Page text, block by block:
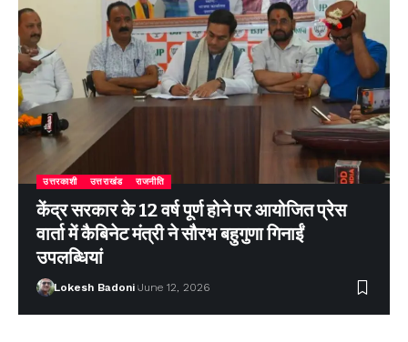
उत्तरकाशी उत्तराखंड राजनीति
केंद्र सरकार के 12 वर्ष पूर्ण होने पर आयोजित प्रेस
वार्ता में कैबिनेट मंत्री ने सौरभ बहुगुणा गिनाईं
उपलब्धियां
Lokesh Badoni June 12, 2026